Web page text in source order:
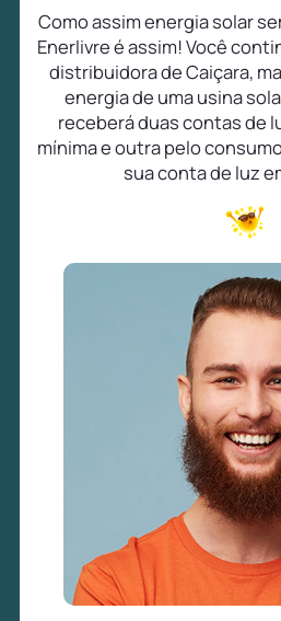
Como assim energia solar
Enerlivre é assim! Você
distribuidora de Caiçara,
energia de uma usina
receberá duas contas de
mínima e outra pelo
sua conta de luz